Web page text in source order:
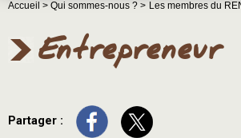
Accueil > Qui sommes-nous ? > Les membres du
Entrepreneur
Partager :